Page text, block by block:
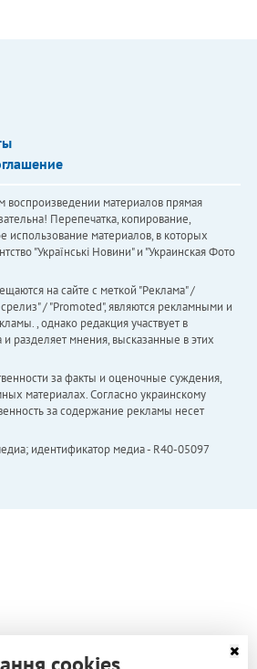
воспроизведении материалов прямая
Перепечатка, копирование,
использование материалов, в которых
"Українськi Новини" и "Украинская Фото
на сайте с меткой "Реклама" /
/ "Promoted", являются рекламными и
, однако редакция участвует в
и разделяет мнения, высказанные в этих
за факты и оценочные суждения,
материалах. Согласно украинскому
за содержание рекламы несет
идентификатор медиа - R40-05097